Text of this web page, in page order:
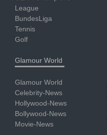
League
BundesLiga
Tennis
Golf
Glamour World
Glamour World
Celebrity-News
Hollywood-News
Bollywood-News
Movie-News